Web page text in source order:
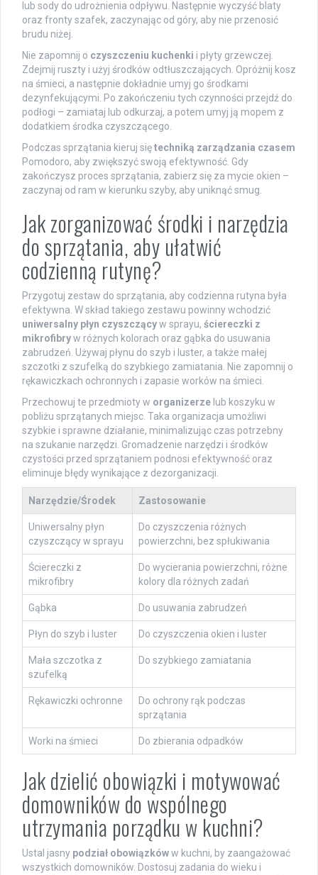
lub sody do udrożnienia odpływu. Następnie wyczyść blaty
oraz fronty szafek, zaczynając od góry, aby nie przenosić
brudu niżej.
Nie zapomnij o czyszczeniu kuchenki i płyty grzewczej.
Zdejmij ruszty i użyj środków odtłuszczających. Opróżnij kosz
na śmieci, a następnie dokładnie umyj go środkami
dezynfekującymi. Po zakończeniu tych czynności przejdź do
podłogi – zamiataj lub odkurzaj, a potem umyj ją mopem z
dodatkiem środka czyszczącego.
Podczas sprzątania kieruj siętechniką zarządzania czasem
Pomodoro, aby zwiększyć swoją efektywność. Gdy
zakończysz proces sprzątania, zabierz się za mycie okien –
zaczynaj od ram w kierunku szyby, aby uniknąć smug.
Jak zorganizować środki i narzędzia
do sprzątania, aby ułatwić
codzienną rutynę?
Przygotuj zestaw do sprzątania, aby codzienna rutyna była
efektywna. W skład takiego zestawu powinny wchodzić
uniwersalny płyn czyszczącyw sprayu, ściereczki z
mikrofibryw różnych kolorach oraz gąbka do usuwania
zabrudzeń. Używaj płynu do szyb i luster, a także małej
szczotki z szufelką do szybkiego zamiatania. Nie zapomnij o
rękawiczkach ochronnych i zapasie worków na śmieci.
Przechowuj te przedmioty w organizerze lub koszyku w
pobliżu sprzątanych miejsc. Taka organizacja umożliwi
szybkie i sprawne działanie, minimalizując czas potrzebny
na szukanie narzędzi. Gromadzenie narzędzi i środków
czystości przed sprzątaniem podnosi efektywność oraz
eliminuje błędy wynikające z dezorganizacji.
Narzędzie/Środek Zastosowanie
Uniwersalny płyn
czyszczący w sprayu
Do czyszczenia różnych
powierzchni, bez spłukiwania
Ściereczki z
mikrofibry
Do wycierania powierzchni, różne
kolory dla różnych zadań
Gąbka Do usuwania zabrudzeń
Płyn do szyb i luster Do czyszczenia okien i luster
Mała szczotka z
szufelką
Do szybkiego zamiatania
Rękawiczki ochronne
Do ochrony rąk podczas
sprzątania
Worki na śmieci Do zbierania odpadków
Jak dzielić obowiązki i motywować
domowników do wspólnego
utrzymania porządku w kuchni?
Ustal jasny podział obowiązkóww kuchni, by zaangażować
wszystkich domowników. Dostosuj zadania do wieku i